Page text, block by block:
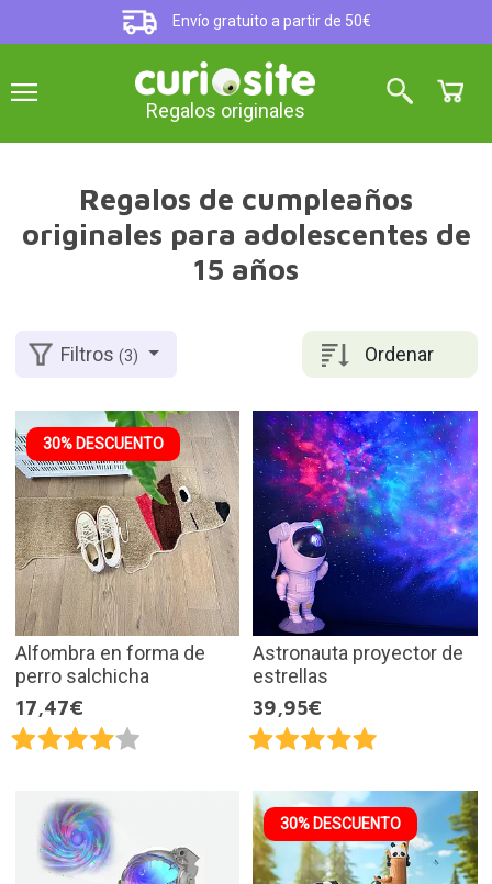
Envío gratuito a partir de 50€
Regalos originales
Regalos de cumpleaños
originales para adolescentes de
15 años
Ordenar
Filtros(3)
30% DESCUENTO
Alfombra en forma de
perro salchicha
17,47€
Astronauta proyector de
estrellas
39,95€
30% DESCUENTO